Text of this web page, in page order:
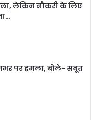
लेकिन नौकरी के लिए
पर हमला, बोले- सबूत